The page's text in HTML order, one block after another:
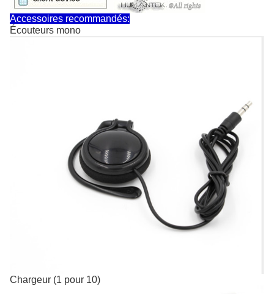
Accessoires recommandés:
Écouteurs mono
Chargeur (1 pour 10)